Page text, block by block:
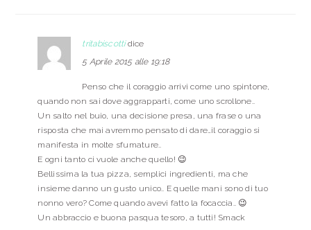
tritabiscotti dice
5 Aprile 2015 alle 19:18
Penso che il coraggio arrivi come uno spintone,
quando non sai dove aggrapparti, come uno scrollone..
Un salto nel buio, una decisione presa, una frase o una
risposta che mai avremmo pensato di dare…il coraggio si
manifesta in molte sfumature..
E ogni tanto ci vuole anche quello! 😉
Bellissima la tua pizza, semplici ingredienti, ma che
insieme danno un gusto unico.. E quelle mani sono di tuo
nonno vero? Come quando avevi fatto la focaccia.. 😉
Un abbraccio e buona pasqua tesoro, a tutti! Smack